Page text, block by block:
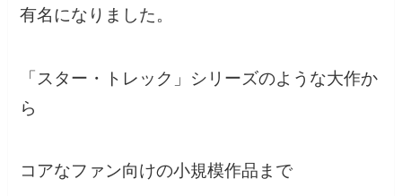
有名になりました。
「スター・トレック」シリーズのような大作か
ら
コアなファン向けの小規模作品まで